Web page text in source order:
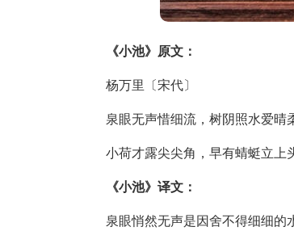
《小池》原文：
杨万里〔宋代〕
泉眼无声惜细流，树阴照水爱晴柔
小荷才露尖尖角，早有蜻蜓立上头
《小池》译文：
泉眼悄然无声是因舍不得细细的水